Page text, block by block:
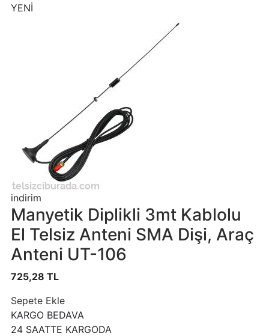
YENİ
indirim
Manyetik Diplikli 3mt Kablolu
El Telsiz Anteni SMA Dişi, Araç
Anteni UT-106
725,28 TL
Sepete Ekle
KARGO BEDAVA
24 SAATTE KARGODA